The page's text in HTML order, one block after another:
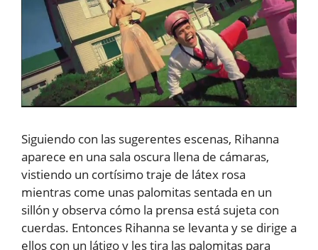
Siguiendo con las sugerentes escenas, Rihanna
aparece en una sala oscura llena de cámaras,
vistiendo un cortísimo traje de látex rosa
mientras come unas palomitas sentada en un
sillón y observa cómo la prensa está sujeta con
cuerdas. Entonces Rihanna se levanta y se dirige a
ellos con un látigo y les tira las palomitas para